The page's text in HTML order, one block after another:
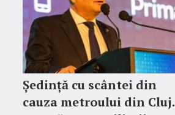
Ședință cu scântei din
cauza metroului din Cluj.